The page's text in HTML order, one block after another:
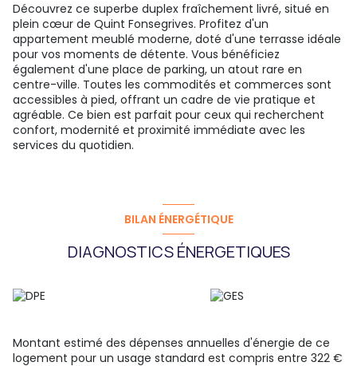
Découvrez ce superbe duplex fraîchement livré, situé en
plein cœur de Quint Fonsegrives. Profitez d'un
appartement meublé moderne, doté d'une terrasse idéale
pour vos moments de détente. Vous bénéficiez
également d'une place de parking, un atout rare en
centre-ville. Toutes les commodités et commerces sont
accessibles à pied, offrant un cadre de vie pratique et
agréable. Ce bien est parfait pour ceux qui recherchent
confort, modernité et proximité immédiate avec les
services du quotidien.
BILAN ÉNERGÉTIQUE
DIAGNOSTICS ÉNERGETIQUES
Montant estimé des dépenses annuelles d'énergie de ce
logement pour un usage standard est compris entre 322 €